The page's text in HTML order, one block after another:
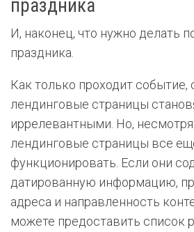
праздника
И, наконец, что нужно делать
праздника.
Как только проходит событие,
лендинговые страницы
иррелевантными. Но,
лендинговые страницы все
функционировать. Если они
датированную информацию,
адреса и направленность
можете предоставить список